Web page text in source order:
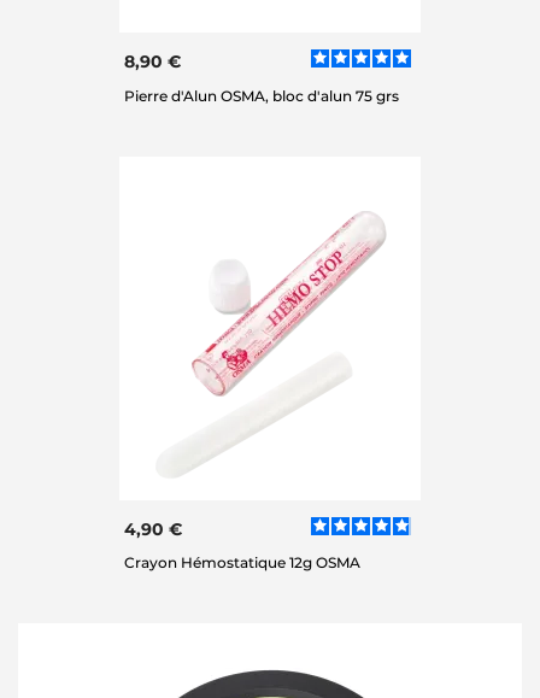
8,90 €
Pierre d'Alun OSMA, bloc d'alun 75 grs
4,90 €
Crayon Hémostatique 12g OSMA